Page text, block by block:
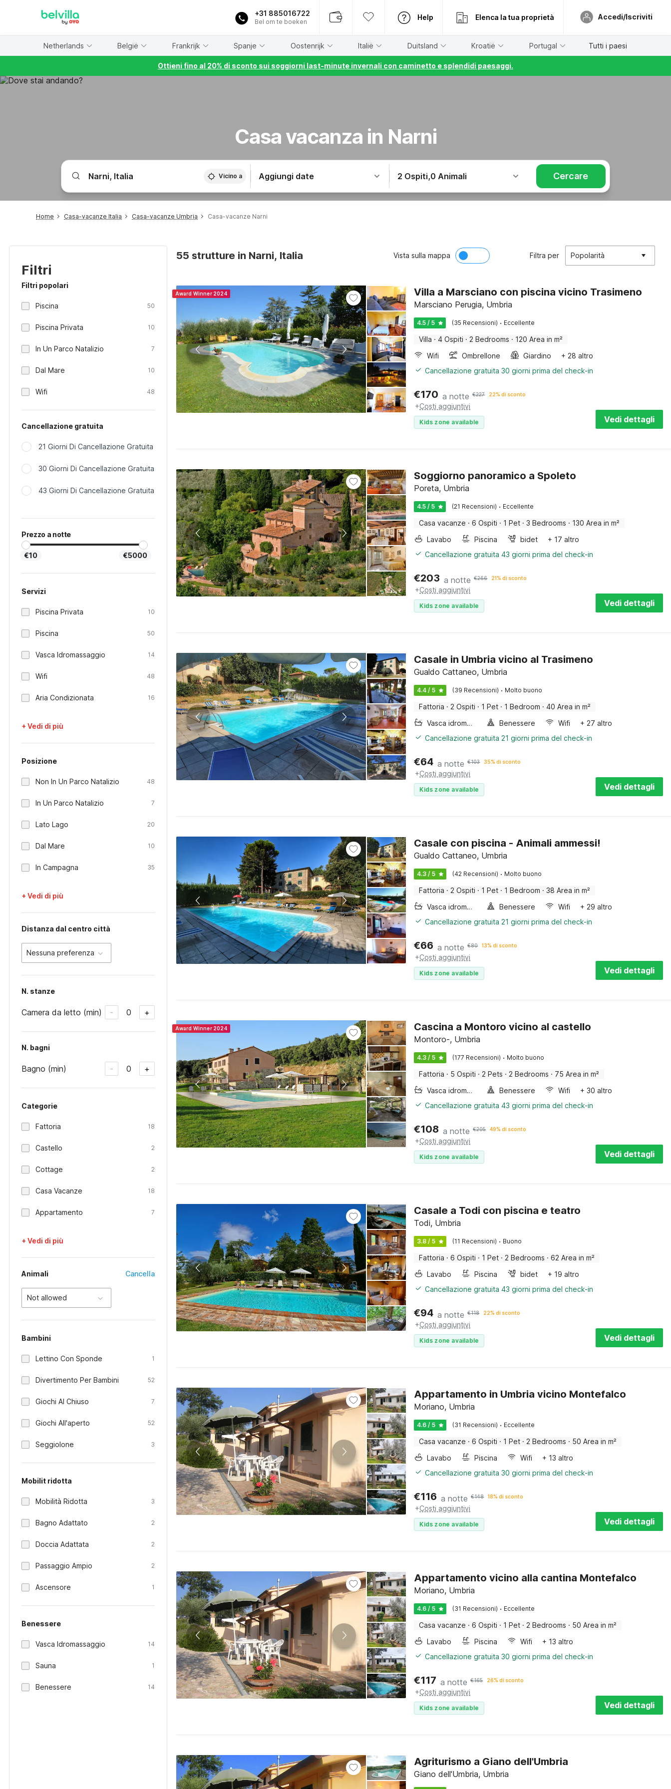
+31 885016722
Bel om te boeken
Help Elenca la tua proprietà Accedi/Iscriviti
Netherlands België Frankrijk Spanje Oostenrijk Italië Duitsland Kroatië Portugal Tutti i paesi
Ottieni fino al 20% di sconto sui soggiorni last-minute invernali con caminetto e splendidi paesaggi.
Casa vacanza in Narni
Vicino a Aggiungi date 2 Ospiti,0 Animali Cercare
Home Casa-vacanze Italia Casa-vacanze Umbria Casa-vacanze Narni
Filtri
Filtri popolari
Piscina 50
Piscina Privata 10
In Un Parco Natalizio 7
Dal Mare 10
Wifi 48
Cancellazione gratuita
21 Giorni Di Cancellazione Gratuita
30 Giorni Di Cancellazione Gratuita
43 Giorni Di Cancellazione Gratuita
Prezzo a notte
€10 €5000
Servizi
Piscina Privata 10
Piscina 50
Vasca Idromassaggio 14
Wifi 48
Aria Condizionata 16
+ Vedi di più
Posizione
Non In Un Parco Natalizio 48
In Un Parco Natalizio 7
Lato Lago 20
Dal Mare 10
In Campagna 35
+ Vedi di più
Distanza dal centro città
Nessuna preferenza
N. stanze
Camera da letto (min) - 0 +
N. bagni
Bagno (min) - 0 +
Categorie
Fattoria 18
Castello 2
Cottage 2
Casa Vacanze 18
Appartamento 7
+ Vedi di più
Animali Cancella
Not allowed
Bambini
Lettino Con Sponde 1
Divertimento Per Bambini 52
Giochi Al Chiuso 7
Giochi All'aperto 52
Seggiolone 3
Mobilit ridotta
Mobilità Ridotta 3
Bagno Adattato 2
Doccia Adattata 2
Passaggio Ampio 2
Ascensore 1
Benessere
Vasca Idromassaggio 14
Sauna 1
Benessere 14
55 strutture in Narni, Italia Vista sulla mappa Filtra per Popolarità
Award Winner 2024 Villa a Marsciano con piscina vicino Trasimeno
Marsciano Perugia, Umbria
4.5 / 5 (35 Recensioni) · Eccellente
Villa · 4 Ospiti · 2 Bedrooms · 120 Area in m²
Wifi
Ombrellone Giardino
+ 28 altro
Cancellazione gratuita 30 giorni prima del check-in
€170 a notte €227 22% di sconto
+Costi aggiuntivi
Kids zone available Vedi dettagli
Soggiorno panoramico a Spoleto
Poreta, Umbria
4.5 / 5 (21 Recensioni) · Eccellente
Casa vacanze · 6 Ospiti · 1 Pet · 3 Bedrooms · 130 Area in m²
Lavabo
Piscina bidet
+ 17 altro
Cancellazione gratuita 43 giorni prima del check-in
€203 a notte €266 21% di sconto
+Costi aggiuntivi
Kids zone available Vedi dettagli
Casale in Umbria vicino al Trasimeno
Gualdo Cattaneo, Umbria
4.4 / 5 (39 Recensioni) · Molto buono
Fattoria · 2 Ospiti · 1 Pet · 1 Bedroom · 40 Area in m²
Vasca idromassaggio
Benessere Wifi
+ 27 altro
Cancellazione gratuita 21 giorni prima del check-in
€64 a notte €103 35% di sconto
+Costi aggiuntivi
Kids zone available Vedi dettagli
Casale con piscina - Animali ammessi!
Gualdo Cattaneo, Umbria
4.3 / 5 (42 Recensioni) · Molto buono
Fattoria · 2 Ospiti · 1 Pet · 1 Bedroom · 38 Area in m²
Vasca idromassaggio
Benessere Wifi
+ 29 altro
Cancellazione gratuita 21 giorni prima del check-in
€66 a notte €80 13% di sconto
+Costi aggiuntivi
Kids zone available Vedi dettagli
Award Winner 2024 Cascina a Montoro vicino al castello
Montoro-, Umbria
4.3 / 5 (177 Recensioni) · Molto buono
Fattoria · 5 Ospiti · 2 Pets · 2 Bedrooms · 75 Area in m²
Vasca idromassaggio
Benessere Wifi
+ 30 altro
Cancellazione gratuita 43 giorni prima del check-in
€108 a notte €205 49% di sconto
+Costi aggiuntivi
Kids zone available Vedi dettagli
Casale a Todi con piscina e teatro
Todi, Umbria
3.8 / 5 (11 Recensioni) · Buono
Fattoria · 6 Ospiti · 1 Pet · 2 Bedrooms · 62 Area in m²
Lavabo
Piscina bidet
+ 19 altro
Cancellazione gratuita 43 giorni prima del check-in
€94 a notte €118 22% di sconto
+Costi aggiuntivi
Kids zone available Vedi dettagli
Appartamento in Umbria vicino Montefalco
Moriano, Umbria
4.6 / 5 (31 Recensioni) · Eccellente
Casa vacanze · 6 Ospiti · 1 Pet · 2 Bedrooms · 50 Area in m²
Lavabo
Piscina Wifi
+ 13 altro
Cancellazione gratuita 30 giorni prima del check-in
€116 a notte €148 18% di sconto
+Costi aggiuntivi
Kids zone available Vedi dettagli
Appartamento vicino alla cantina Montefalco
Moriano, Umbria
4.6 / 5 (31 Recensioni) · Eccellente
Casa vacanze · 6 Ospiti · 1 Pet · 2 Bedrooms · 50 Area in m²
Lavabo
Piscina Wifi
+ 13 altro
Cancellazione gratuita 30 giorni prima del check-in
€117 a notte €165 26% di sconto
+Costi aggiuntivi
Kids zone available Vedi dettagli
Agriturismo a Giano dell'Umbria
Giano dell'Umbria, Umbria